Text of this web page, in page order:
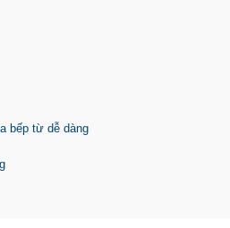
bếp từ dễ dàng